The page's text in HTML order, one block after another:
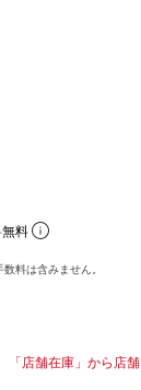
料
料は含みません。
「店舗在庫」から店舗